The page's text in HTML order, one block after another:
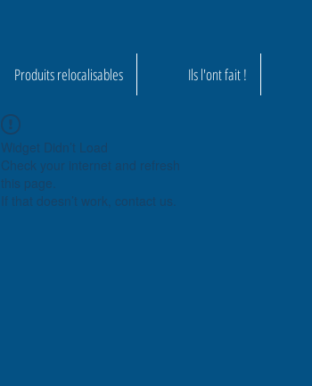
Produits relocalisables Ils l'ont fait !
Widget Didn’t Load
Check your internet and refresh
this page.
If that doesn’t work, contact us.